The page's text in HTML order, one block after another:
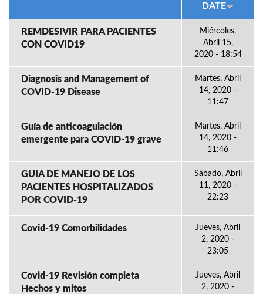
DATE
REMDESIVIR PARA PACIENTES
CON COVID19
Miércoles,
Abril 15,
2020 - 18:54
Diagnosis and Management of
COVID-19 Disease
Martes, Abril
14, 2020 -
11:47
Guía de anticoagulación
emergente para COVID-19 grave
Martes, Abril
14, 2020 -
11:46
GUIA DE MANEJO DE LOS
PACIENTES HOSPITALIZADOS
POR COVID-19
Sábado, Abril
11, 2020 -
22:23
Covid-19 Comorbilidades
Jueves, Abril
2, 2020 -
23:05
Covid-19 Revisión completa
Hechos y mitos
Jueves, Abril
2, 2020 -